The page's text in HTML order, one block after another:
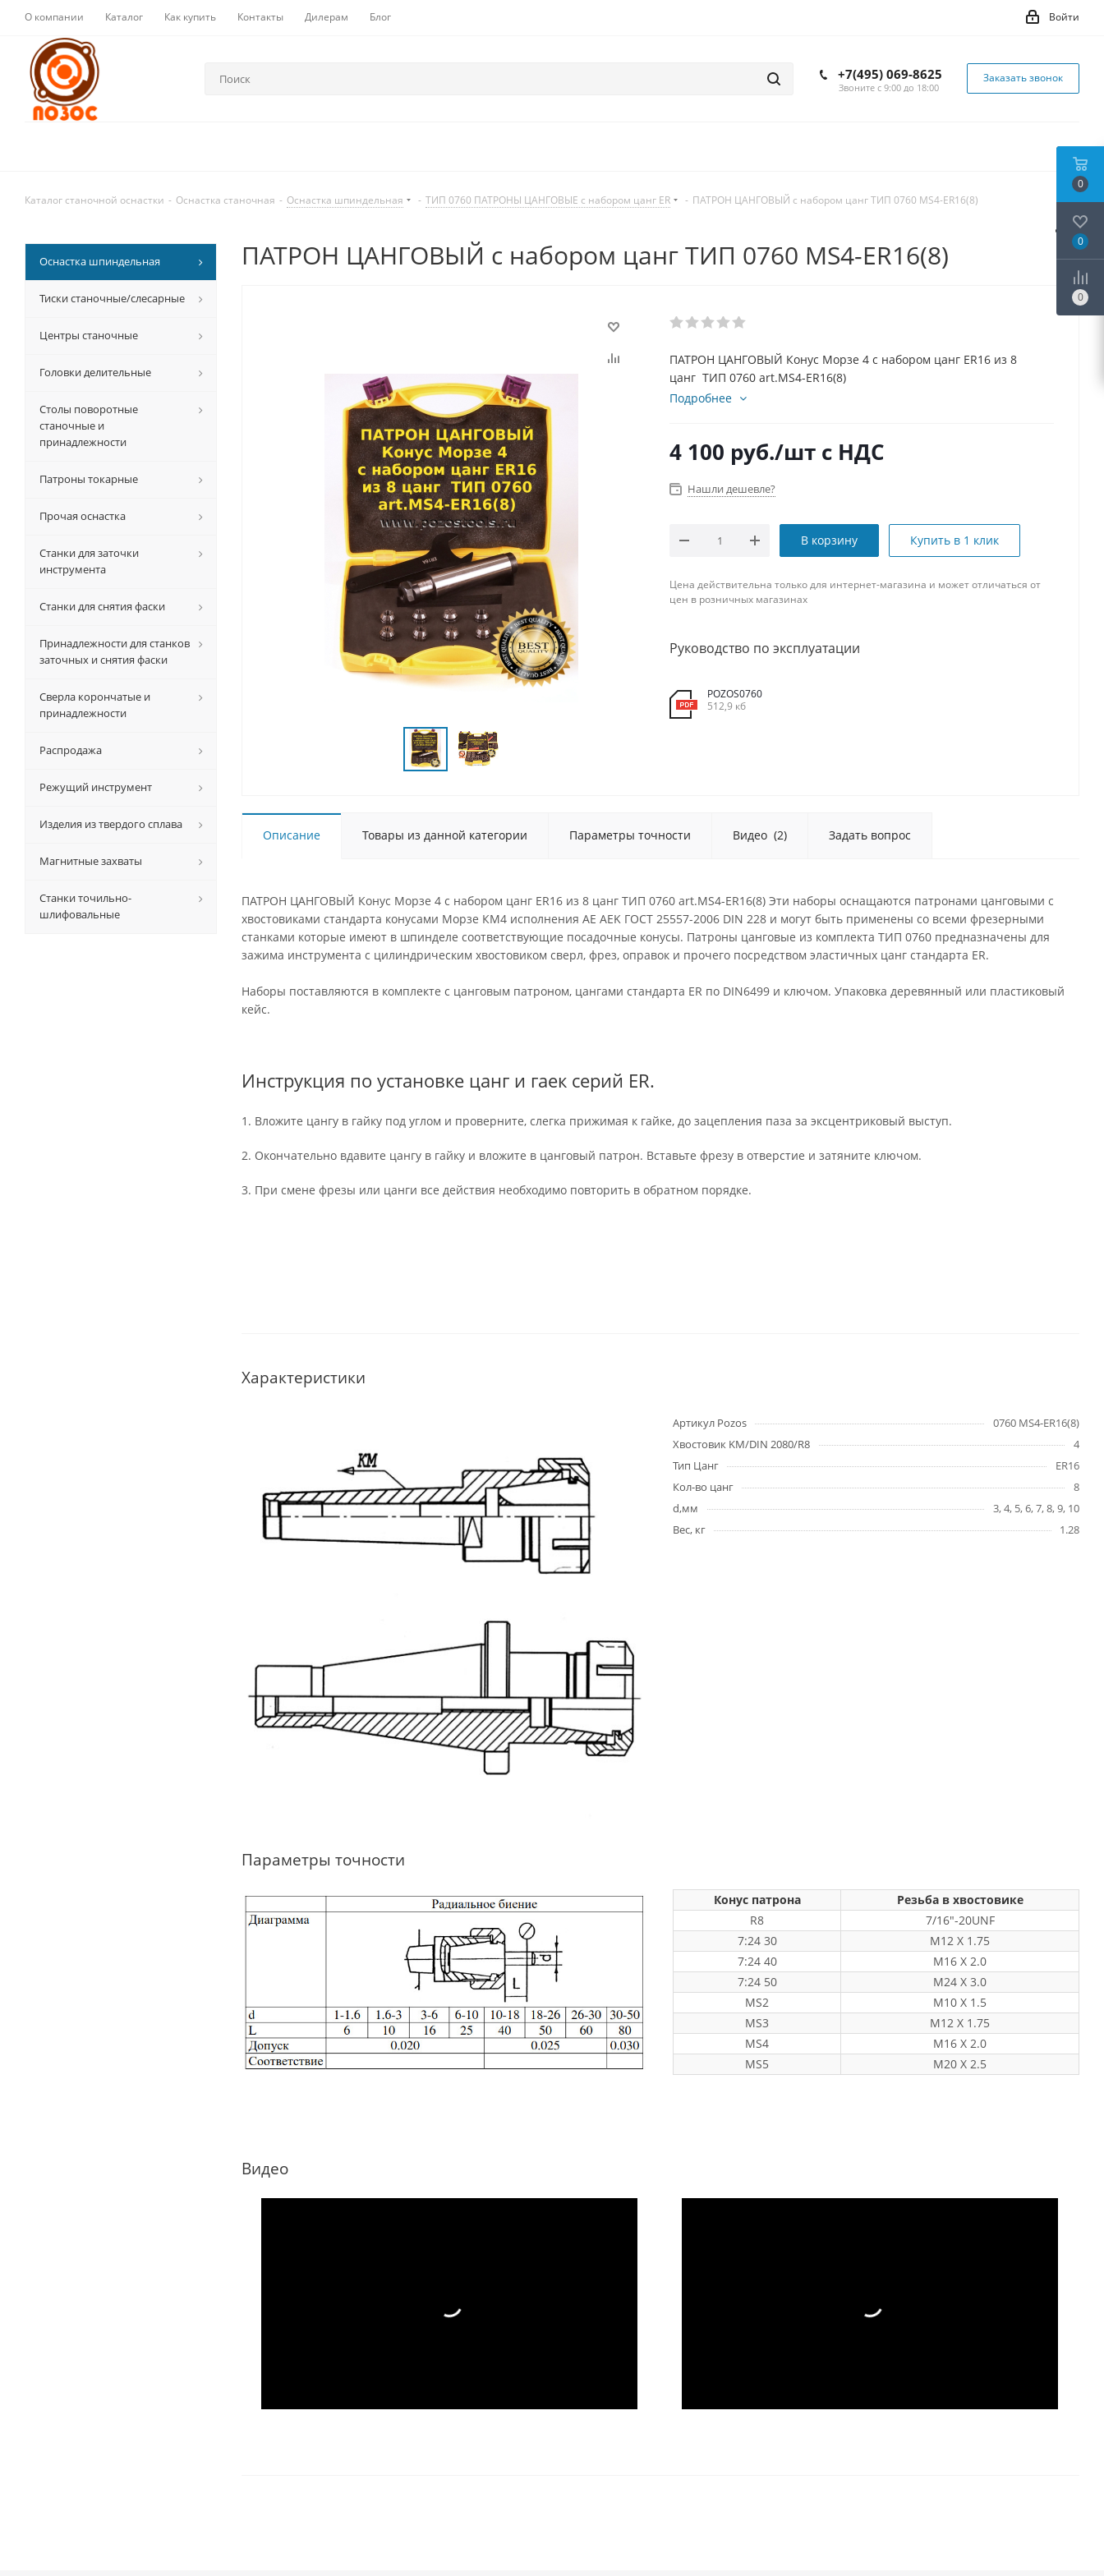
О компании Каталог Как купить Контакты Дилерам Блог Войти
+7(495) 069-8625
Звоните с 9:00 до 18:00
Заказать звонок
Каталог станочной оснастки - Оснастка станочная - Оснастка шпиндельная - ТИП 0760 ПАТРОНЫ ЦАНГОВЫЕ с набором цанг ER - ПАТРОН ЦАНГОВЫЙ с набором цанг ТИП 0760 MS4-ER16(8)
ПАТРОН ЦАНГОВЫЙ с набором цанг ТИП 0760 MS4-ER16(8)
ПАТРОН ЦАНГОВЫЙ Конус Морзе 4 с набором цанг ER16 из 8
цанг ТИП 0760 art.MS4-ER16(8)
Подробнее
4 100 руб./шт с НДС
Нашли дешевле?
В корзину Купить в 1 клик
Цена действительна только для интернет-магазина и может отличаться от
цен в розничных магазинах
Руководство по эксплуатации
POZOS0760
512,9 кб
Описание Товары из данной категории Параметры точности Видео (2) Задать вопрос
ПАТРОН ЦАНГОВЫЙ Конус Морзе 4 с набором цанг ER16 из 8 цанг ТИП 0760 art.MS4-ER16(8) Эти наборы оснащаются патронами цанговыми с
хвостовиками стандарта конусами Морзе КМ4 исполнения AE AEK ГОСТ 25557-2006 DIN 228 и могут быть применены со всеми фрезерными
станками которые имеют в шпинделе соответствующие посадочные конусы. Патроны цанговые из комплекта ТИП 0760 предназначены для
зажима инструмента с цилиндрическим хвостовиком сверл, фрез, оправок и прочего посредством эластичных цанг стандарта ER.
Наборы поставляются в комплекте с цанговым патроном, цангами стандарта ER по DIN6499 и ключом. Упаковка деревянный или пластиковый
кейс.
Инструкция по установке цанг и гаек серий ER.
1. Вложите цангу в гайку под углом и проверните, слегка прижимая к гайке, до зацепления паза за эксцентриковый выступ.
2. Окончательно вдавите цангу в гайку и вложите в цанговый патрон. Вставьте фрезу в отверстие и затяните ключом.
3. При смене фрезы или цанги все действия необходимо повторить в обратном порядке.
Характеристики
Артикул Pozos
0760 MS4-ER16(8)
Хвостовик KM/DIN 2080/R8
4
Тип Цанг
ER16
Кол-во цанг
8
d,мм
3, 4, 5, 6, 7, 8, 9, 10
Вес, кг
1.28
Параметры точности
Конус патрона
Резьба в хвостовике
R8
7/16"-20UNF
7:24 30
M12 X 1.75
7:24 40
M16 X 2.0
7:24 50
M24 X 3.0
MS2
M10 X 1.5
MS3
M12 X 1.75
MS4
M16 X 2.0
MS5
M20 X 2.5
Видео
Оснастка шпиндельная
Тиски станочные/слесарные
Центры станочные
Головки делительные
Столы поворотные
станочные и
принадлежности
Патроны токарные
Прочая оснастка
Станки для заточки
инструмента
Станки для снятия фаски
Принадлежности для станков
заточных и снятия фаски
Сверла корончатые и
принадлежности
Распродажа
Режущий инструмент
Изделия из твердого сплава
Магнитные захваты
Станки точильно-
шлифовальные
0
0
0